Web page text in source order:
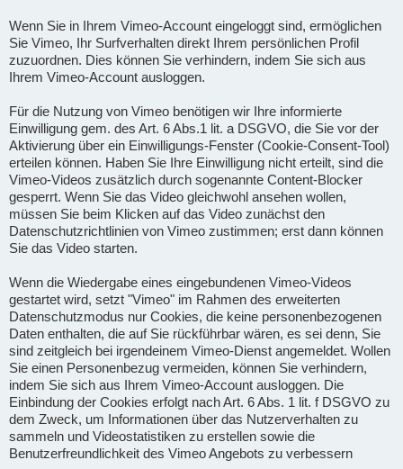
Wenn Sie in Ihrem Vimeo-Account eingeloggt sind, ermöglichen
Sie Vimeo, Ihr Surfverhalten direkt Ihrem persönlichen Profil
zuzuordnen. Dies können Sie verhindern, indem Sie sich aus
Ihrem Vimeo-Account ausloggen.
Für die Nutzung von Vimeo benötigen wir Ihre informierte
Einwilligung gem. des Art. 6 Abs.1 lit. a DSGVO, die Sie vor der
Aktivierung über ein Einwilligungs-Fenster (Cookie-Consent-Tool)
erteilen können. Haben Sie Ihre Einwilligung nicht erteilt, sind die
Vimeo-Videos zusätzlich durch sogenannte Content-Blocker
gesperrt. Wenn Sie das Video gleichwohl ansehen wollen,
müssen Sie beim Klicken auf das Video zunächst den
Datenschutzrichtlinien von Vimeo zustimmen; erst dann können
Sie das Video starten.
Wenn die Wiedergabe eines eingebundenen Vimeo-Videos
gestartet wird, setzt "Vimeo" im Rahmen des erweiterten
Datenschutzmodus nur Cookies, die keine personenbezogenen
Daten enthalten, die auf Sie rückführbar wären, es sei denn, Sie
sind zeitgleich bei irgendeinem Vimeo-Dienst angemeldet. Wollen
Sie einen Personenbezug vermeiden, können Sie verhindern,
indem Sie sich aus Ihrem Vimeo-Account ausloggen. Die
Einbindung der Cookies erfolgt nach Art. 6 Abs. 1 lit. f DSGVO zu
dem Zweck, um Informationen über das Nutzerverhalten zu
sammeln und Videostatistiken zu erstellen sowie die
Benutzerfreundlichkeit des Vimeo Angebots zu verbessern